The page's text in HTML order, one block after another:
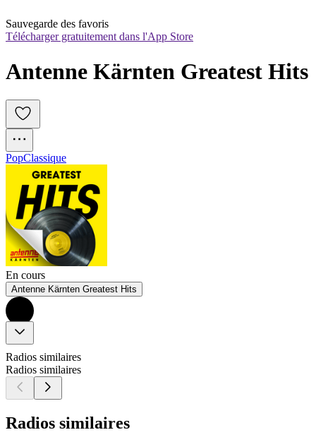
Sauvegarde des favoris
Télécharger gratuitement dans l'App Store
Antenne Kärnten Greatest Hits
PopClassique
En cours
Antenne Kärnten Greatest Hits
Radios similaires
Radios similaires
Radios similaires